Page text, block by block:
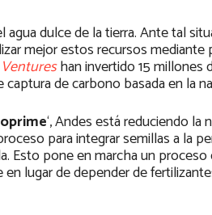
dulce de la tierra. Ante tal
mejor estos recursos mediante
han invertido 15 millones
de carbono basada en la
‘, Andes está reduciendo la
para integrar semillas a la
Esto pone en marcha un
lugar de depender de